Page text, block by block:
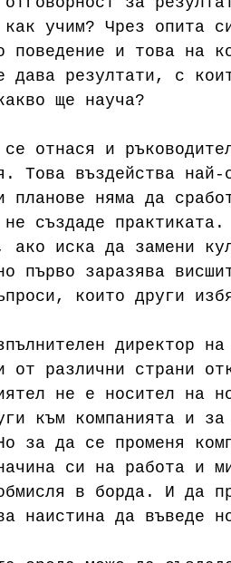
учим? Чрез опита
поведение и това на
дава резултати, с
ще науча?
се отнася и
Това въздейства
планове няма да
създаде практиката.
ако иска да замени
първо заразява
които други
директор
от различни страни
не е носител на
към компанията и
за да се променя
си на работа и
в борда. И да
наистина да въведе